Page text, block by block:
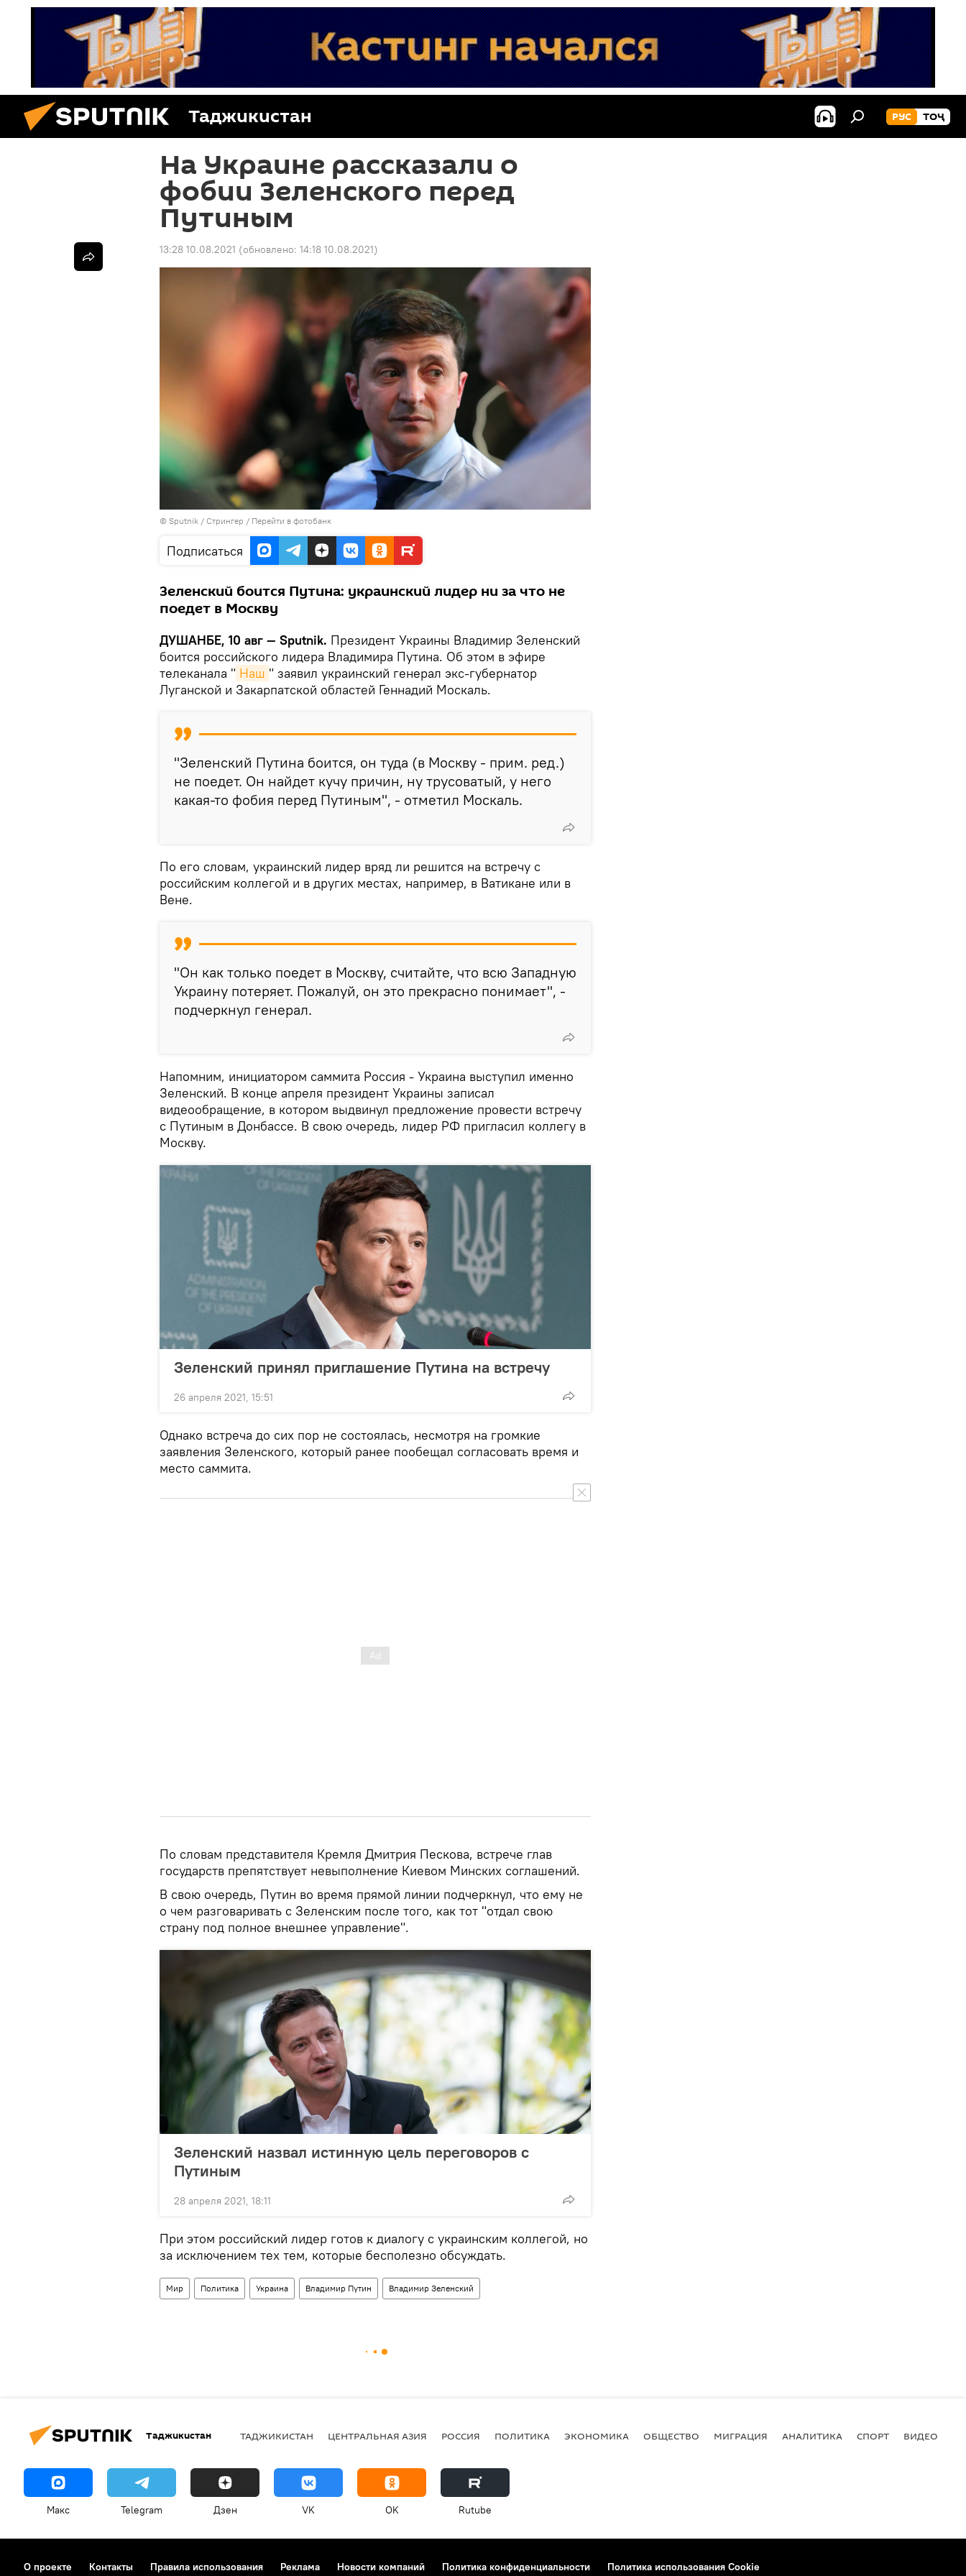
Таджикистан РУС ТОҶ
На Украине рассказали о
фобии Зеленского перед
Путиным
13:28 10.08.2021 (обновлено: 14:18 10.08.2021)
© Sputnik / Стрингер / Перейти в фотобанк
Подписаться
Зеленский боится Путина: украинский лидер ни за что не
поедет в Москву
ДУШАНБЕ, 10 авг — Sputnik. Президент Украины Владимир Зеленский
боится российского лидера Владимира Путина. Об этом в эфире
телеканала " Наш " заявил украинский генерал экс-губернатор
Луганской и Закарпатской областей Геннадий Москаль.
"Зеленский Путина боится, он туда (в Москву - прим. ред.)
не поедет. Он найдет кучу причин, ну трусоватый, у него
какая-то фобия перед Путиным", - отметил Москаль.
По его словам, украинский лидер вряд ли решится на встречу с
российским коллегой и в других местах, например, в Ватикане или в
Вене.
"Он как только поедет в Москву, считайте, что всю Западную
Украину потеряет. Пожалуй, он это прекрасно понимает", -
подчеркнул генерал.
Напомним, инициатором саммита Россия - Украина выступил именно
Зеленский. В конце апреля президент Украины записал
видеообращение, в котором выдвинул предложение провести встречу
с Путиным в Донбассе. В свою очередь, лидер РФ пригласил коллегу в
Москву.
Зеленский принял приглашение Путина на встречу
26 апреля 2021, 15:51
Однако встреча до сих пор не состоялась, несмотря на громкие
заявления Зеленского, который ранее пообещал согласовать время и
место саммита.
По словам представителя Кремля Дмитрия Пескова, встрече глав
государств препятствует невыполнение Киевом Минских соглашений.
В свою очередь, Путин во время прямой линии подчеркнул, что ему не
о чем разговаривать с Зеленским после того, как тот "отдал свою
страну под полное внешнее управление".
Зеленский назвал истинную цель переговоров с
Путиным
28 апреля 2021, 18:11
При этом российский лидер готов к диалогу с украинским коллегой, но
за исключением тех тем, которые бесполезно обсуждать.
Мир Политика Украина Владимир Путин Владимир Зеленский
Таджикистан ТАДЖИКИСТАН ЦЕНТРАЛЬНАЯ АЗИЯ РОССИЯ ПОЛИТИКА ЭКОНОМИКА ОБЩЕСТВО МИГРАЦИЯ АНАЛИТИКА СПОРТ ВИДЕО
Макс Telegram Дзен VK OK Rutube
О проекте Контакты Правила использования Реклама Новости компаний Политика конфиденциальности Политика использования Cookie